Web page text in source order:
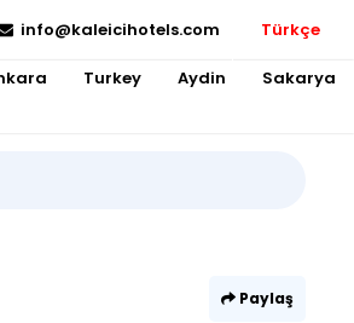
info@kaleicihotels.com Türkçe
Turkey Aydin Sakarya
Paylaş